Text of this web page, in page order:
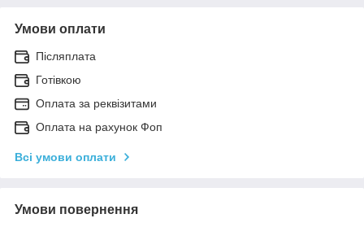
Умови оплати
Післяплата
Готівкою
Оплата за реквізитами
Оплата на рахунок Фоп
Всі умови оплати
Умови повернення